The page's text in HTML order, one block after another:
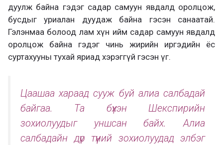
дуулж байна гэдэг садар самуун явдалд оролцож,
бусдыг уриалан дуудаж байна гэсэн санаатай.
Гэлэнмаа болоод лам хүн ийм садар самуун явдалд
оролцож байна гэдэг чинь жирийн иргэдийн ёс
суртахууны тухай яриад хэрэггүй гэсэн үг.
Цаашаа хараад сууж буй алиа салбадай
байгаа. Та бүхэн Шекспирийн
зохиолуудыг уншсан байх. Алиа
салбадайн дүр түүний зохиолуудад элбэг